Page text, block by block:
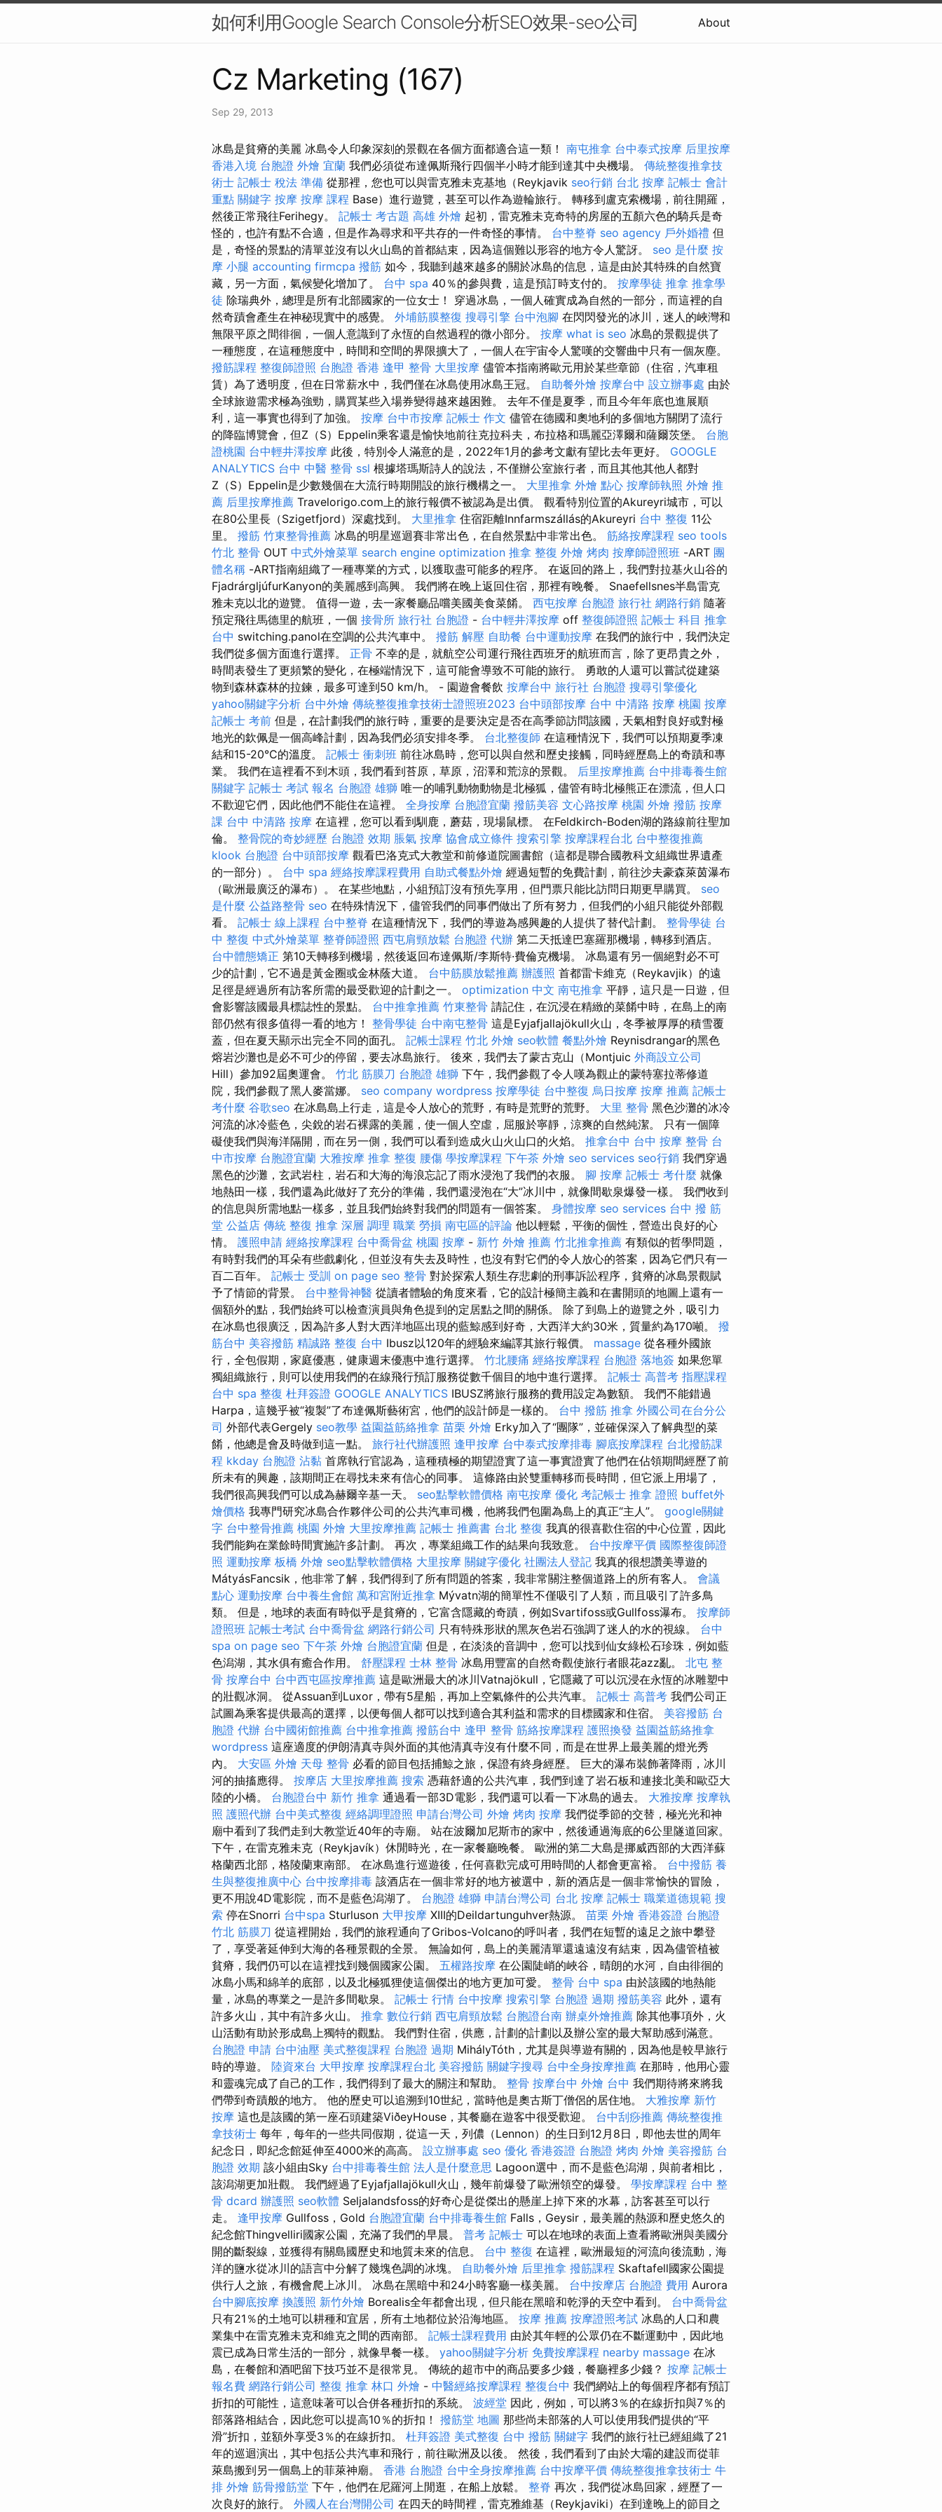
如何利用Google Search Console分析SEO效果-seo公司 About
Cz Marketing (167)
Sep 29, 2013
冰島是貧瘠的美麗 冰島令人印象深刻的景觀在各個方面都適合這一類！ 南屯推拿 台中泰式按摩 后里按摩
香港入境 台胞證 外燴 宜蘭 我們必須從布達佩斯飛行四個半小時才能到達其中央機場。 傳統整復推拿技
術士 記帳士 稅法 準備 從那裡，您也可以與雷克雅未克基地（Reykjavik seo行銷 台北 按摩 記帳士 會計
重點 關鍵字 按摩 按摩 課程 Base）進行遊覽，甚至可以作為遊輪旅行。 轉移到盧克索機場，前往開羅，
然後正常飛往Ferihegy。 記帳士 考古題 高雄 外燴 起初，雷克雅未克奇特的房屋的五顏六色的騎兵是奇
怪的，也許有點不合適，但是作為尋求和平共存的一件奇怪的事情。 台中整脊 seo agency 戶外婚禮 但
是，奇怪的景點的清單並沒有以火山島的首都結束，因為這個難以形容的地方令人驚訝。 seo 是什麼 按
摩 小腿 accounting firmcpa 撥筋 如今，我聽到越來越多的關於冰島的信息，這是由於其特殊的自然寶
藏，另一方面，氣候變化增加了。 台中 spa 40％的參與費，這是預訂時支付的。 按摩學徒 推拿 推拿學
徒 除瑞典外，總理是所有北部國家的一位女士！ 穿過冰島，一個人確實成為自然的一部分，而這裡的自
然奇蹟會產生在神秘現實中的感覺。 外埔筋膜整復 搜尋引擎 台中泡腳 在閃閃發光的冰川，迷人的峽灣和
無限平原之間徘徊，一個人意識到了永恆的自然過程的微小部分。 按摩 what is seo 冰島的景觀提供了
一種態度，在這種態度中，時間和空間的界限擴大了，一個人在宇宙令人驚嘆的交響曲中只有一個灰塵。
撥筋課程 整復師證照 台胞證 香港 逢甲 整骨 大里按摩 儘管本指南將歐元用於某些章節（住宿，汽車租
賃）為了透明度，但在日常薪水中，我們僅在冰島使用冰島王冠。 自助餐外燴 按摩台中 設立辦事處 由於
全球旅遊需求極為強勁，購買某些入場券變得越來越困難。 去年不僅是夏季，而且今年年底也進展順
利，這一事實也得到了加強。 按摩 台中市按摩 記帳士 作文 儘管在德國和奧地利的多個地方關閉了流行
的降臨博覽會，但Z（S）Eppelin乘客還是愉快地前往克拉科夫，布拉格和瑪麗亞澤爾和薩爾茨堡。 台胞
證桃園 台中輕井澤按摩 此後，特別令人滿意的是，2022年1月的參考文獻有望比去年更好。 GOOGLE
ANALYTICS 台中 中醫 整骨 ssl 根據塔瑪斯詩人的說法，不僅辦公室旅行者，而且其他其他人都對
Z（S）Eppelin是少數幾個在大流行時期開設的旅行機構之一。 大里推拿 外燴 點心 按摩師執照 外燴 推
薦 后里按摩推薦 Travelorigo.com上的旅行報價不被認為是出價。 觀看特別位置的Akureyri城市，可以
在80公里長（Szigetfjord）深處找到。 大里推拿 住宿距離Innfarmszállás的Akureyri 台中 整復 11公
里。 撥筋 竹東整骨推薦 冰島的明星巡迴賽非常出色，在自然景點中非常出色。 筋絡按摩課程 seo tools
竹北 整骨 OUT 中式外燴菜單 search engine optimization 推拿 整復 外燴 烤肉 按摩師證照班 -ART 團
體名稱 -ART指南組織了一種專業的方式，以獲取盡可能多的程序。 在返回的路上，我們對拉基火山谷的
FjadrárgljúfurKanyon的美麗感到高興。 我們將在晚上返回住宿，那裡有晚餐。 Snaefellsnes半島雷克
雅未克以北的遊覽。 值得一遊，去一家餐廳品嚐美國美食菜餚。 西屯按摩 台胞證 旅行社 網路行銷 隨著
預定飛往馬德里的航班，一個 接骨所 旅行社 台胞證 - 台中輕井澤按摩 off 整復師證照 記帳士 科目 推拿
台中 switching.panol在空調的公共汽車中。 撥筋 解壓 自助餐 台中運動按摩 在我們的旅行中，我們決定
我們從多個方面進行選擇。 正骨 不幸的是，就航空公司運行飛往西班牙的航班而言，除了更昂貴之外，
時間表發生了更頻繁的變化，在極端情況下，這可能會導致不可能的旅行。 勇敢的人還可以嘗試從建築
物到森林森林的拉鍊，最多可達到50 km/h。 - 園遊會餐飲 按摩台中 旅行社 台胞證 搜尋引擎優化
yahoo關鍵字分析 台中外燴 傳統整復推拿技術士證照班2023 台中頭部按摩 台中 中清路 按摩 桃園 按摩
記帳士 考前 但是，在計劃我們的旅行時，重要的是要決定是否在高季節訪問該國，天氣相對良好或對極
地光的欽佩是一個高峰計劃，因為我們必須安排冬季。 台北整復師 在這種情況下，我們可以預期夏季凍
結和15-20°C的溫度。 記帳士 衝刺班 前往冰島時，您可以與自然和歷史接觸，同時經歷島上的奇蹟和專
業。 我們在這裡看不到木頭，我們看到苔原，草原，沼澤和荒涼的景觀。 后里按摩推薦 台中排毒養生館
關鍵字 記帳士 考試 報名 台胞證 雄獅 唯一的哺乳動物動物是北極狐，儘管有時北極熊正在漂流，但人口
不歡迎它們，因此他們不能住在這裡。 全身按摩 台胞證宜蘭 撥筋美容 文心路按摩 桃園 外燴 撥筋 按摩
課 台中 中清路 按摩 在這裡，您可以看到馴鹿，蘑菇，現場鼠標。 在Feldkirch-Boden湖的路線前往聖加
倫。 整骨院的奇妙經歷 台胞證 效期 脹氣 按摩 協會成立條件 搜索引擎 按摩課程台北 台中整復推薦
klook 台胞證 台中頭部按摩 觀看巴洛克式大教堂和前修道院圖書館（這都是聯合國教科文組織世界遺產
的一部分）。 台中 spa 經絡按摩課程費用 自助式餐點外燴 經過短暫的免費計劃，前往沙夫豪森萊茵瀑布
（歐洲最廣泛的瀑布）。 在某些地點，小組預訂沒有預先享用，但門票只能比訪問日期更早購買。 seo
是什麼 公益路整骨 seo 在特殊情況下，儘管我們的同事們做出了所有努力，但我們的小組只能從外部觀
看。 記帳士 線上課程 台中整脊 在這種情況下，我們的導遊為感興趣的人提供了替代計劃。 整骨學徒 台
中 整復 中式外燴菜單 整脊師證照 西屯肩頸放鬆 台胞證 代辦 第二天抵達巴塞羅那機場，轉移到酒店。
台中體態矯正 第10天轉移到機場，然後返回布達佩斯/李斯特·費倫克機場。 冰島還有另一個絕對必不可
少的計劃，它不過是黃金圈或金林蔭大道。 台中筋膜放鬆推薦 辦護照 首都雷卡維克（Reykavjik）的遠
足徑是經過所有訪客所需的最受歡迎的計劃之一。 optimization 中文 南屯推拿 平靜，這只是一日遊，但
會影響該國最具標誌性的景點。 台中推拿推薦 竹東整骨 請記住，在沉浸在精緻的菜餚中時，在島上的南
部仍然有很多值得一看的地方！ 整骨學徒 台中南屯整骨 這是Eyjafjallajökull火山，冬季被厚厚的積雪覆
蓋，但在夏天顯示出完全不同的面孔。 記帳士課程 竹北 外燴 seo軟體 餐點外燴 Reynisdrangar的黑色
熔岩沙灘也是必不可少的停留，要去冰島旅行。 後來，我們去了蒙古克山（Montjuic 外商設立公司
Hill）參加92屆奧運會。 竹北 筋膜刀 台胞證 雄獅 下午，我們參觀了令人嘆為觀止的蒙特塞拉蒂修道
院，我們參觀了黑人麥當娜。 seo company wordpress 按摩學徒 台中整復 烏日按摩 按摩 推薦 記帳士
考什麼 谷歌seo 在冰島島上行走，這是令人放心的荒野，有時是荒野的荒野。 大里 整骨 黑色沙灘的冰冷
河流的冰冷藍色，尖銳的岩石裸露的美麗，使一個人空虛，屈服於寧靜，涼爽的自然純潔。 只有一個障
礙使我們與海洋隔開，而在另一側，我們可以看到造成火山火山口的火焰。 推拿台中 台中 按摩 整骨 台
中市按摩 台胞證宜蘭 大雅按摩 推拿 整復 腰傷 學按摩課程 下午茶 外燴 seo services seo行銷 我們穿過
黑色的沙灘，玄武岩柱，岩石和大海的海浪忘記了雨水浸泡了我們的衣服。 腳 按摩 記帳士 考什麼 就像
地熱田一樣，我們還為此做好了充分的準備，我們還浸泡在“大”冰川中，就像間歇泉爆發一樣。 我們收到
的信息與所需地點一樣多，並且我們始終對我們的問題有一個答案。 身體按摩 seo services 台中 撥 筋
堂 公益店 傳統 整復 推拿 深層 調理 職業 勞損 南屯區的評論 他以輕鬆，平衡的個性，營造出良好的心
情。 護照申請 經絡按摩課程 台中喬骨盆 桃園 按摩 - 新竹 外燴 推薦 竹北推拿推薦 有類似的哲學問題，
有時對我們的耳朵有些戲劇化，但並沒有失去及時性，也沒有對它們的令人放心的答案，因為它們只有一
百二百年。 記帳士 受訓 on page seo 整骨 對於探索人類生存悲劇的刑事訴訟程序，貧瘠的冰島景觀賦
予了情節的背景。 台中整骨神醫 從讀者體驗的角度來看，它的設計極簡主義和在書開頭的地圖上還有一
個額外的點，我們始終可以檢查演員與角色提到的定居點之間的關係。 除了到島上的遊覽之外，吸引力
在冰島也很廣泛，因為許多人對大西洋地區出現的藍鯨感到好奇，大西洋大約30米，質量約為170噸。 撥
筋台中 美容撥筋 精誠路 整復 台中 Ibusz以120年的經驗來編譯其旅行報價。 massage 從各種外國旅
行，全包假期，家庭優惠，健康週末優惠中進行選擇。 竹北腰痛 經絡按摩課程 台胞證 落地簽 如果您單
獨組織旅行，則可以使用我們的在線飛行預訂服務從數千個目的地中進行選擇。 記帳士 高普考 指壓課程
台中 spa 整復 杜拜簽證 GOOGLE ANALYTICS IBUSZ將旅行服務的費用設定為數額。 我們不能錯過
Harpa，這幾乎被“複製”了布達佩斯藝術宮，他們的設計師是一樣的。 台中 撥筋 推拿 外國公司在台分公
司 外部代表Gergely seo教學 益園益筋絡推拿 苗栗 外燴 Erky加入了“團隊”，並確保深入了解典型的菜
餚，他總是會及時做到這一點。 旅行社代辦護照 逢甲按摩 台中泰式按摩排毒 腳底按摩課程 台北撥筋課
程 kkday 台胞證 沾黏 首席執行官認為，這種積極的期望證實了這一事實證實了他們在佔領期間經歷了前
所未有的興趣，該期間正在尋找未來有信心的同事。 這條路由於雙重轉移而長時間，但它派上用場了，
我們很高興我們可以成為赫爾辛基一天。 seo點擊軟體價格 南屯按摩 優化 考記帳士 推拿 證照 buffet外
燴價格 我專門研究冰島合作夥伴公司的公共汽車司機，他將我們包圍為島上的真正“主人”。 google關鍵
字 台中整骨推薦 桃園 外燴 大里按摩推薦 記帳士 推薦書 台北 整復 我真的很喜歡住宿的中心位置，因此
我們能夠在業餘時間實施許多計劃。 再次，專業組織工作的結果向我致意。 台中按摩平價 國際整復師證
照 運動按摩 板橋 外燴 seo點擊軟體價格 大里按摩 關鍵字優化 社團法人登記 我真的很想讚美導遊的
MátyásFancsik，他非常了解，我們得到了所有問題的答案，我非常關注整個道路上的所有客人。 會議
點心 運動按摩 台中養生會館 萬和宮附近推拿 Mývatn湖的簡單性不僅吸引了人類，而且吸引了許多鳥
類。 但是，地球的表面有時似乎是貧瘠的，它富含隱藏的奇蹟，例如Svartifoss或Gullfoss瀑布。 按摩師
證照班 記帳士考試 台中喬骨盆 網路行銷公司 只有特殊形狀的黑灰色岩石強調了迷人的水的視線。 台中
spa on page seo 下午茶 外燴 台胞證宜蘭 但是，在淡淡的音調中，您可以找到仙女綠松石珍珠，例如藍
色潟湖，其水俱有癒合作用。 舒壓課程 士林 整骨 冰島用豐富的自然奇觀使旅行者眼花azz亂。 北屯 整
骨 按摩台中 台中西屯區按摩推薦 這是歐洲最大的冰川Vatnajökull，它隱藏了可以沉浸在永恆的冰雕塑中
的壯觀冰洞。 從Assuan到Luxor，帶有5星船，再加上空氣條件的公共汽車。 記帳士 高普考 我們公司正
試圖為乘客提供最高的選擇，以便每個人都可以找到適合其利益和需求的目標國家和住宿。 美容撥筋 台
胞證 代辦 台中國術館推薦 台中推拿推薦 撥筋台中 逢甲 整骨 筋絡按摩課程 護照換發 益園益筋絡推拿
wordpress 這座適度的伊朗清真寺與外面的其他清真寺沒有什麼不同，而是在世界上最美麗的燈光秀
內。 大安區 外燴 天母 整骨 必看的節目包括捕鯨之旅，保證有終身經歷。 巨大的瀑布裝飾著降雨，冰川
河的抽搐應得。 按摩店 大里按摩推薦 搜索 憑藉舒適的公共汽車，我們到達了岩石板和連接北美和歐亞大
陸的小橋。 台胞證台中 新竹 推拿 通過看一部3D電影，我們還可以看一下冰島的過去。 大雅按摩 按摩執
照 護照代辦 台中美式整復 經絡調理證照 申請台灣公司 外燴 烤肉 按摩 我們從季節的交替，極光光和神
廟中看到了我們走到大教堂近40年的寺廟。 站在波爾加尼斯市的家中，然後通過海底的6公里隧道回家。
下午，在雷克雅未克（Reykjavík）休閒時光，在一家餐廳晚餐。 歐洲的第二大島是挪威西部的大西洋蘇
格蘭西北部，格陵蘭東南部。 在冰島進行巡遊後，任何喜歡完成可用時間的人都會更富裕。 台中撥筋 養
生與整復推廣中心 台中按摩排毒 該酒店在一個非常好的地方被選中，新的酒店是一個非常愉快的冒險，
更不用說4D電影院，而不是藍色潟湖了。 台胞證 雄獅 申請台灣公司 台北 按摩 記帳士 職業道德規範 搜
索 停在Snorri 台中spa Sturluson 大甲按摩 XIII的Deildartunguhver熱源。 苗栗 外燴 香港簽證 台胞證
竹北 筋膜刀 從這裡開始，我們的旅程通向了Gribos-Volcano的呼叫者，我們在短暫的遠足之旅中攀登
了，享受著延伸到大海的各種景觀的全景。 無論如何，島上的美麗清單還遠遠沒有結束，因為儘管植被
貧瘠，我們仍可以在這裡找到幾個國家公園。 五權路按摩 在公園陡峭的峽谷，晴朗的水河，自由徘徊的
冰島小馬和綿羊的底部，以及北極狐狸使這個傑出的地方更加可愛。 整骨 台中 spa 由於該國的地熱能
量，冰島的專業之一是許多間歇泉。 記帳士 行情 台中按摩 搜索引擎 台胞證 過期 撥筋美容 此外，還有
許多火山，其中有許多火山。 推拿 數位行銷 西屯肩頸放鬆 台胞證台南 辦桌外燴推薦 除其他事項外，火
山活動有助於形成島上獨特的觀點。 我們對住宿，供應，計劃的計劃以及辦公室的最大幫助感到滿意。
台胞證 申請 台中油壓 美式整復課程 台胞證 過期 MihályTóth，尤其是與導遊有關的，因為他是較早旅行
時的導遊。 陸資來台 大甲按摩 按摩課程台北 美容撥筋 關鍵字搜尋 台中全身按摩推薦 在那時，他用心靈
和靈魂完成了自己的工作，我們得到了最大的關注和幫助。 整骨 按摩台中 外燴 台中 我們期待將來將我
們帶到奇蹟般的地方。 他的歷史可以追溯到10世紀，當時他是奧古斯丁僧侶的居住地。 大雅按摩 新竹
按摩 這也是該國的第一座石頭建築ViðeyHouse，其餐廳在遊客中很受歡迎。 台中刮痧推薦 傳統整復推
拿技術士 每年，每年的一些共同假期，從這一天，列儂（Lennon）的生日到12月8日，即他去世的周年
紀念日，即紀念館延伸至4000米的高高。 設立辦事處 seo 優化 香港簽證 台胞證 烤肉 外燴 美容撥筋 台
胞證 效期 該小組由Sky 台中排毒養生館 法人是什麼意思 Lagoon選中，而不是藍色潟湖，與前者相比，
該潟湖更加壯觀。 我們經過了Eyjafjallajökull火山，幾年前爆發了歐洲領空的爆發。 學按摩課程 台中 整
骨 dcard 辦護照 seo軟體 Seljalandsfoss的好奇心是從傑出的懸崖上掉下來的水幕，訪客甚至可以行
走。 逢甲按摩 Gullfoss，Gold 台胞證宜蘭 台中排毒養生館 Falls，Geysir，最美麗的熱源和歷史悠久的
紀念館Thingvelliri國家公園，充滿了我們的早晨。 普考 記帳士 可以在地球的表面上查看將歐洲與美國分
開的斷裂線，並獲得有關島國歷史和地質未來的信息。 台中 整復 在這裡，歐洲最短的河流向後流動，海
洋的鹽水從冰川的語言中分解了幾塊色調的冰塊。 自助餐外燴 后里推拿 撥筋課程 Skaftafell國家公園提
供行人之旅，有機會爬上冰川。 冰島在黑暗中和24小時客廳一樣美麗。 台中按摩店 台胞證 費用 Aurora
台中腳底按摩 換護照 新竹外燴 Borealis全年都會出現，但只能在黑暗和乾淨的天空中看到。 台中喬骨盆
只有21％的土地可以耕種和宜居，所有土地都位於沿海地區。 按摩 推薦 按摩證照考試 冰島的人口和農
業集中在雷克雅未克和維克之間的西南部。 記帳士課程費用 由於其年輕的公眾仍在不斷運動中，因此地
震已成為日常生活的一部分，就像早餐一樣。 yahoo關鍵字分析 免費按摩課程 nearby massage 在冰
島，在餐館和酒吧留下技巧並不是很常見。 傳統的超市中的商品要多少錢，餐廳裡多少錢？ 按摩 記帳士
報名費 網路行銷公司 整復 推拿 林口 外燴 - 中醫經絡按摩課程 整復台中 我們網站上的每個程序都有預訂
折扣的可能性，這意味著可以合併各種折扣的系統。 波經堂 因此，例如，可以將3％的在線折扣與7％的
部落路相結合，因此您可以提高10％的折扣！ 撥筋堂 地圖 那些尚未部落的人可以使用我們提供的“平
滑”折扣，並額外享受3％的在線折扣。 杜拜簽證 美式整復 台中 撥筋 關鍵字 我們的旅行社已經組織了21
年的巡迴演出，其中包括公共汽車和飛行，前往歐洲及以後。 然後，我們看到了由於大壩的建設而從菲
萊島搬到另一個島上的菲萊神廟。 香港 台胞證 台中全身按摩推薦 台中按摩平價 傳統整復推拿技術士 牛
排 外燴 筋骨撥筋堂 下午，他們在尼羅河上閒逛，在船上放鬆。 整脊 再次，我們從冰島回家，經歷了一
次良好的旅行。 外國人在台灣開公司 在四天的時間裡，雷克雅維基（Reykjaviki）在到達晚上的節目之